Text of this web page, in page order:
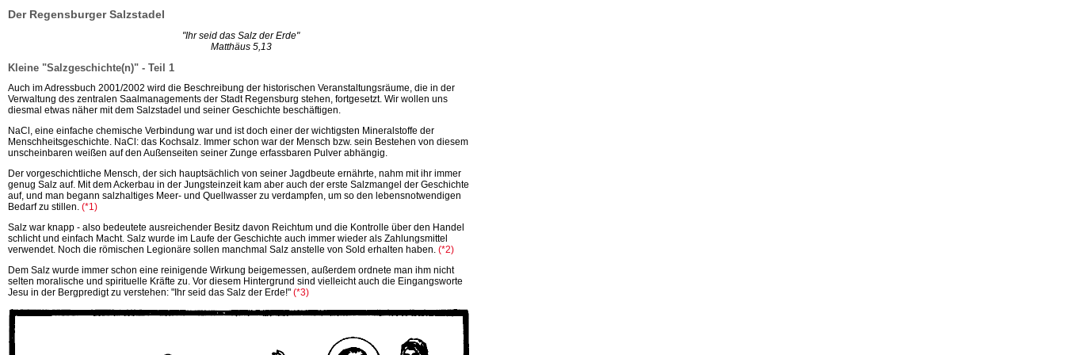
Der Regensburger Salzstadel
"Ihr seid das Salz der Erde"
Matthäus 5,13
Kleine "Salzgeschichte(n)" - Teil 1
Auch im Adressbuch 2001/2002 wird die Beschreibung der historischen Veranstaltungsräume, die in der
Verwaltung des zentralen Saalmanagements der Stadt Regensburg stehen, fortgesetzt. Wir wollen uns
diesmal etwas näher mit dem Salzstadel und seiner Geschichte beschäftigen.
NaCl, eine einfache chemische Verbindung war und ist doch einer der wichtigsten Mineralstoffe der
Menschheitsgeschichte. NaCl: das Kochsalz. Immer schon war der Mensch bzw. sein Bestehen von diesem
unscheinbaren weißen auf den Außenseiten seiner Zunge erfassbaren Pulver abhängig.
Der vorgeschichtliche Mensch, der sich hauptsächlich von seiner Jagdbeute ernährte, nahm mit ihr immer
genug Salz auf. Mit dem Ackerbau in der Jungsteinzeit kam aber auch der erste Salzmangel der Geschichte
auf, und man begann salzhaltiges Meer- und Quellwasser zu verdampfen, um so den lebensnotwendigen
Bedarf zu stillen. (*1)
Salz war knapp - also bedeutete ausreichender Besitz davon Reichtum und die Kontrolle über den Handel
schlicht und einfach Macht. Salz wurde im Laufe der Geschichte auch immer wieder als Zahlungsmittel
verwendet. Noch die römischen Legionäre sollen manchmal Salz anstelle von Sold erhalten haben. (*2)
Dem Salz wurde immer schon eine reinigende Wirkung beigemessen, außerdem ordnete man ihm nicht
selten moralische und spirituelle Kräfte zu. Vor diesem Hintergrund sind vielleicht auch die Eingangsworte
Jesu in der Bergpredigt zu verstehen: "Ihr seid das Salz der Erde!" (*3)